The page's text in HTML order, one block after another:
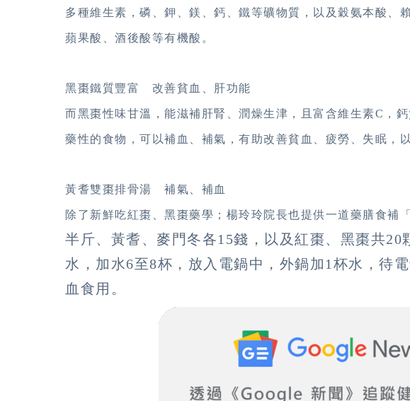
多種維生素，磷、鉀、鎂、鈣、鐵等礦物質，以及穀氨本酸、
蘋果酸、酒後酸等有機酸。
黑棗鐵質豐富 改善貧血、肝功能
而黑棗性味甘溫，能滋補肝腎、潤燥生津，且富含維生素C，
藥性的食物，可以補血、補氣，有助改善貧血、疲勞、失眠，
黃耆雙棗排骨湯 補氣、補血
除了新鮮吃紅棗、黑棗藥學；楊玲玲院長也提供一道藥膳食補
半斤、黃耆、麥門冬各15錢，以及紅棗、黑棗共20
水，加水6至8杯，放入電鍋中，外鍋加1杯水，待
血食用。